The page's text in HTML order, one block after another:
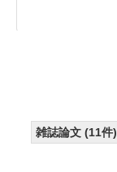
雑誌論文 (11件